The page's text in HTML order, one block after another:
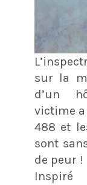
sur la
d’un
victime
488 et
sont
de peur !